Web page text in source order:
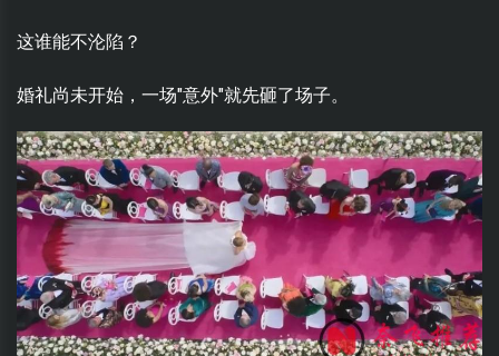
这谁能不沦陷？
婚礼尚未开始，一场"意外"就先砸了场子。